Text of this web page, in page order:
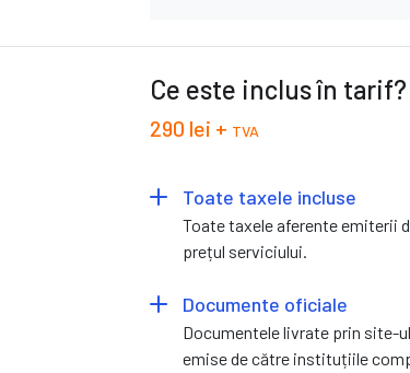
Ce este inclus în tarif?
290 lei + TVA
Toate taxele incluse
Toate taxele aferente emiterii
prețul serviciului.
Documente oficiale
Documentele livrate prin site-
emise de către instituțiile